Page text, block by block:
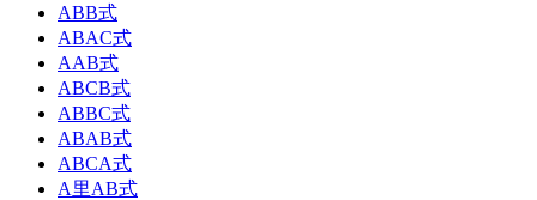
ABB式
ABAC式
AAB式
ABCB式
ABBC式
ABAB式
ABCA式
A里AB式